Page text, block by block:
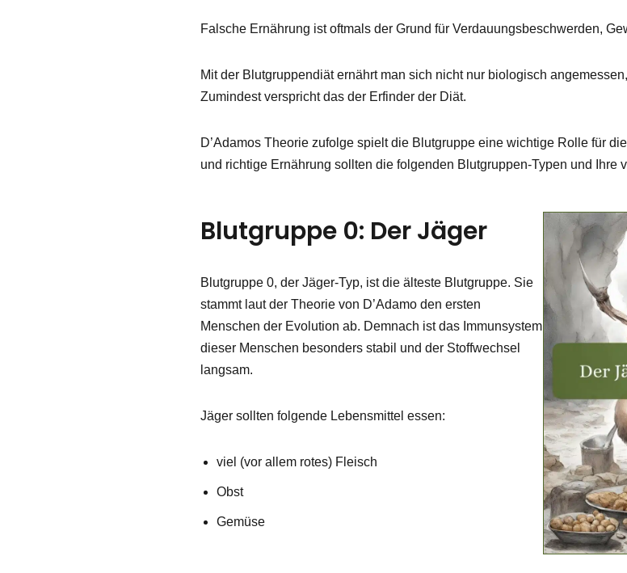
Falsche Ernährung ist oftmals der Grund für Verdauungsbeschwerden,
Mit der Blutgruppendiät ernährt man sich nicht nur biologisch
Zumindest verspricht das der Erfinder der Diät.
D’Adamos Theorie zufolge spielt die Blutgruppe eine wichtige Rolle für
und richtige Ernährung sollten die folgenden Blutgruppen-Typen und Ihre
Blutgruppe 0: Der Jäger
Blutgruppe 0, der Jäger-Typ, ist die älteste Blutgruppe. Sie
stammt laut der Theorie von D’Adamo den ersten
Menschen der Evolution ab. Demnach ist das Immunsystem
dieser Menschen besonders stabil und der Stoffwechsel
langsam.
Jäger sollten folgende Lebensmittel essen:
viel (vor allem rotes) Fleisch
Obst
Gemüse